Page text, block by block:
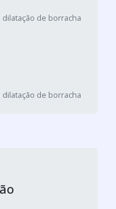
dilatação de borracha
dilatação de borracha